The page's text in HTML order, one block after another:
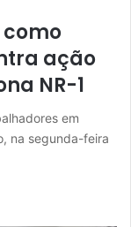
ação
NR-1
em
na segunda-feira